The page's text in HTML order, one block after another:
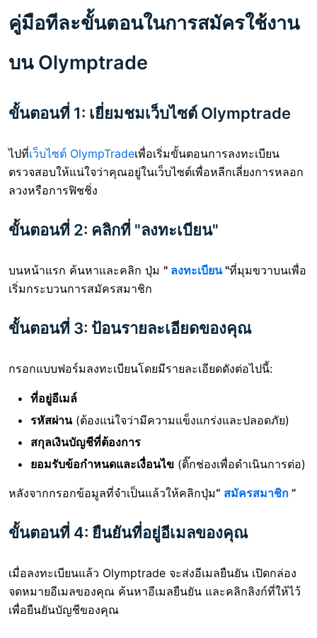
คู่มือทีละขั้นตอนในการสมัครใช้งาน
บน Olymptrade
ขั้นตอนที่ 1: เยี่ยมชมเว็บไซต์ Olymptrade
ไปที่เว็บไซต์ OlympTradeเพื่อเริ่มขั้นตอนการลงทะเบียน
ตรวจสอบให้แน่ใจว่าคุณอยู่ในเว็บไซต์เพื่อหลีกเลี่ยงการหลอก
ลวงหรือการฟิชชิ่ง
ขั้นตอนที่ 2: คลิกที่ "ลงทะเบียน"
บนหน้าแรก ค้นหาและคลิก ปุ่ม " ลงทะเบียน"ที่มุมขวาบนเพื่อ
เริ่มกระบวนการสมัครสมาชิก
ขั้นตอนที่ 3: ป้อนรายละเอียดของคุณ
กรอกแบบฟอร์มลงทะเบียนโดยมีรายละเอียดดังต่อไปนี้:
ที่อยู่อีเมล์
รหัสผ่าน(ต้องแน่ใจว่ามีความแข็งแกร่งและปลอดภัย)
สกุลเงินบัญชีที่ต้องการ
ยอมรับข้อกำหนดและเงื่อนไข (ติ๊กช่องเพื่อดำเนินการต่อ)
หลังจากกรอกข้อมูลที่จำเป็นแล้วให้คลิกปุ่ม“ สมัครสมาชิก ”
ขั้นตอนที่ 4: ยืนยันที่อยู่อีเมลของคุณ
เมื่อลงทะเบียนแล้ว Olymptrade จะส่งอีเมลยืนยัน เปิดกล่อง
จดหมายอีเมลของคุณ ค้นหาอีเมลยืนยัน และคลิกลิงก์ที่ให้ไว้
เพื่อยืนยันบัญชีของคุณ